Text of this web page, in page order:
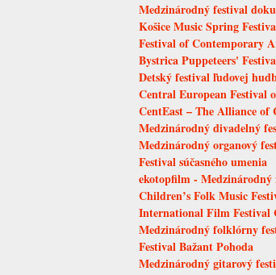
Medzinárodný festival
Košice Music Spring
Festival of Contemporary
Bystrica Puppeteers'
Detský festival ľudovej
Central European
CentEast – The Alliance of
Medzinárodný divadelný
Medzinárodný organový
Festival súčasného umenia
ekotopfilm -
Children’s Folk Music
International Film Festival
Medzinárodný folklórny
Festival Bažant Pohoda
Medzinárodný gitarový